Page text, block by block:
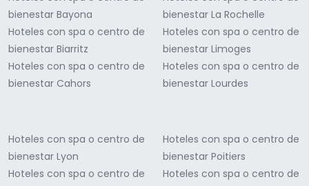
bienestar Bayona
Hoteles con spa o centro de
bienestar Biarritz
Hoteles con spa o centro de
bienestar Cahors
bienestar La Rochelle
Hoteles con spa o centro de
bienestar Limoges
Hoteles con spa o centro de
bienestar Lourdes
Hoteles con spa o centro de
bienestar Lyon
Hoteles con spa o centro de
Hoteles con spa o centro de
bienestar Poitiers
Hoteles con spa o centro de